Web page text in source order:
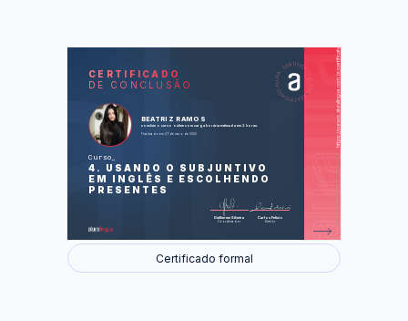
CERTIFICADO
DE CONCLUSÃO
BEATRIZ RAMOS
concluiu o curso online com carga horária estimada em 2 horas.
Finalizado em 27 de maio de 2022
Curso
4. USANDO O SUBJUNTIVO
EM INGLÊS E ESCOLHENDO
PRESENTES
Guilherme Silveira
Coordenador
Carlos Felício
Diretor
LAS
A fun evening (Uma noite divertida)
Buying clothes (Comprando roupas)
between books and monthly comics (Neil
Gaiman fala sobre a diferença entre
Certificado formal